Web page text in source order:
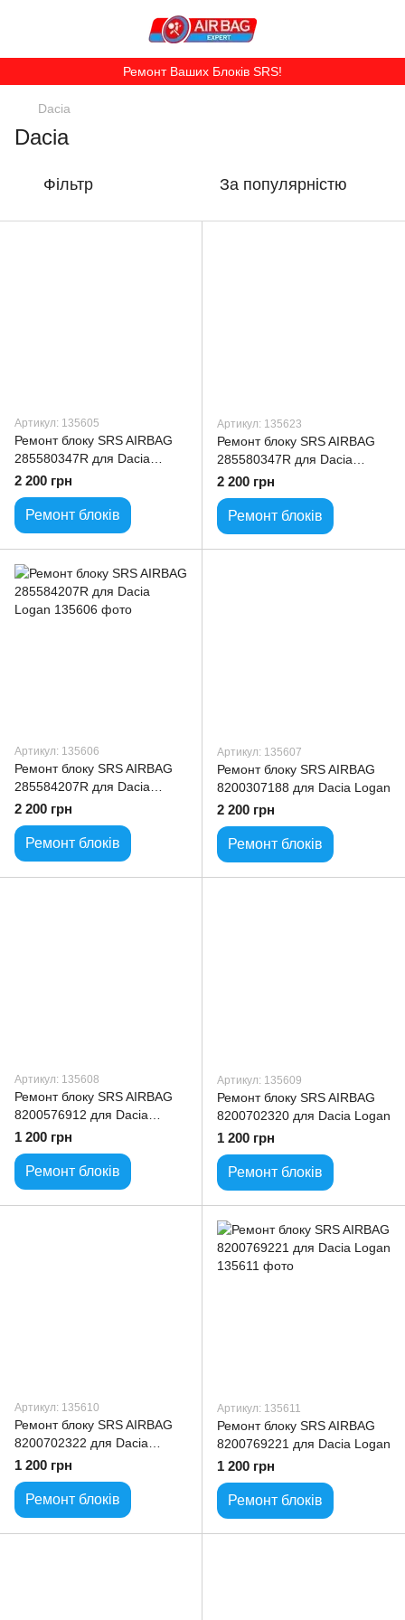
Ремонт Ваших Блоків SRS!
Dacia
Dacia
Фільтр За популярністю
Артикул: 135605
Ремонт блоку SRS AIRBAG
285580347R для Dacia
Logan
2 200 грн
Ремонт блоків
Артикул: 135623
Ремонт блоку SRS AIRBAG
285580347R для Dacia
Sandero
2 200 грн
Ремонт блоків
Артикул: 135606
Ремонт блоку SRS AIRBAG
285584207R для Dacia
Logan
2 200 грн
Ремонт блоків
Артикул: 135607
Ремонт блоку SRS AIRBAG
8200307188 для Dacia Logan
2 200 грн
Ремонт блоків
Артикул: 135608
Ремонт блоку SRS AIRBAG
8200576912 для Dacia
Logan
1 200 грн
Ремонт блоків
Артикул: 135609
Ремонт блоку SRS AIRBAG
8200702320 для Dacia Logan
1 200 грн
Ремонт блоків
Артикул: 135610
Ремонт блоку SRS AIRBAG
8200702322 для Dacia
Logan
1 200 грн
Ремонт блоків
Артикул: 135611
Ремонт блоку SRS AIRBAG
8200769221 для Dacia Logan
1 200 грн
Ремонт блоків